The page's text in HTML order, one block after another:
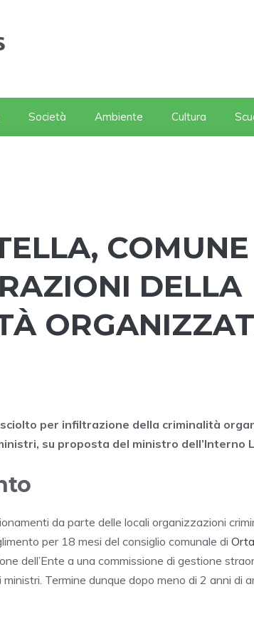
Società Ambiente Cultura
DELLA
per infiltrazione della criminalità
su proposta del ministro dell’Interno
da parte delle locali organizzazioni
per 18 mesi del consiglio comunale di
dell’Ente a una commissione di gestione
Termine dunque dopo meno di 2 anni di